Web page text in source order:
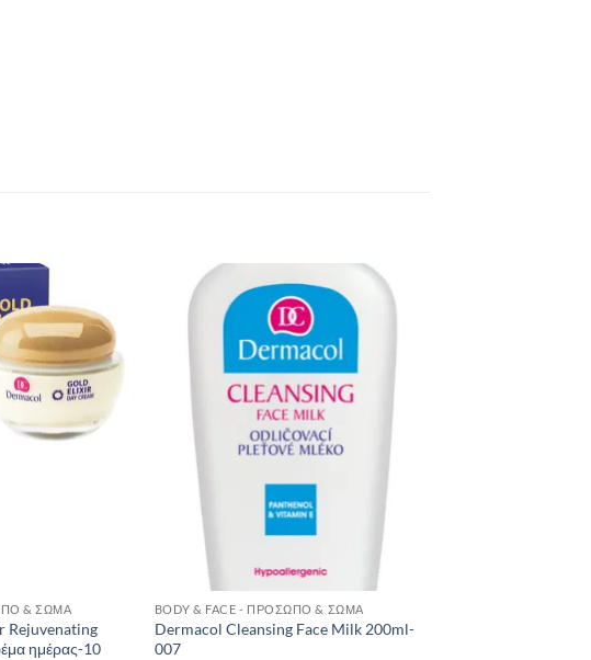
Add to
Wishlist
& ΣΏΜΑ
Rejuvenating
ημέρας-10
BODY & FACE - ΠΡΌΣΩΠΟ & ΣΏΜΑ
Dermacol Cleansing Face Milk 200ml-
007